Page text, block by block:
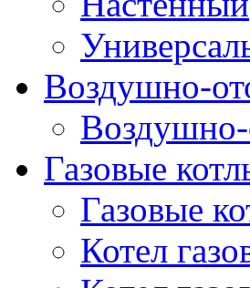
Воздушно-
Воздушно-
Газовые
Газовые
Котел